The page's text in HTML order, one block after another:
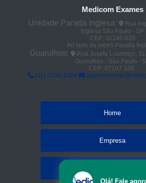
Medicom Exames
Unidade Parada Inglesa:
Rua
Inglesa São Paulo - SP
CEP: 02245-020
Ao lado do metrô Parada
Guarulhos:
Rua Josefa Lourenço,
Guarulhos - São Paulo -
CEP: 07197-105.
(11) 2206-1364
Home
Empresa
Olá! Fale